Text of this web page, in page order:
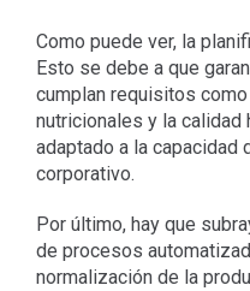
Como puede ver, la
Esto se debe a que
cumplan requisitos
nutricionales y la calidad
adaptado a la capacidad
corporativo.
Por último, hay que
de procesos
normalización de la